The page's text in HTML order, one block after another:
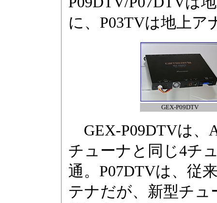
に、P03TVは地上ア
GEX-P09DTV
GEX-P09DTVは、
チューナと同じ4チ
通。P07DTVは、従
テナだが、新型チ